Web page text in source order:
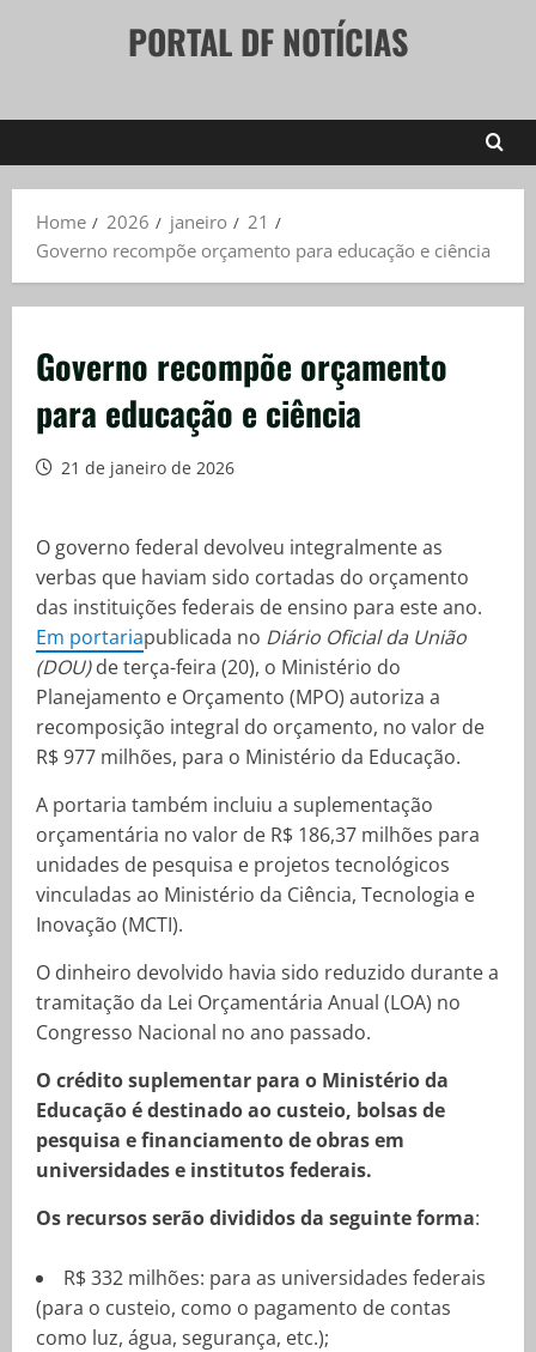
PORTAL DF NOTÍCIAS
Home 2026 janeiro
21
Governo recompõe orçamento para educação e ciência
Governo recompõe orçamento
para educação e ciência
21 de janeiro de 2026
O governo federal devolveu integralmente as
verbas que haviam sido cortadas do orçamento
das instituições federais de ensino para este ano.
Em portariapublicada no Diário Oficial da União
(DOU)de terça-feira (20), o Ministério do
Planejamento e Orçamento (MPO) autoriza a
recomposição integral do orçamento, no valor de
R$ 977 milhões, para o Ministério da Educação.
A portaria também incluiu a suplementação
orçamentária no valor de R$ 186,37 milhões para
unidades de pesquisa e projetos tecnológicos
vinculadas ao Ministério da Ciência, Tecnologia e
Inovação (MCTI).
O dinheiro devolvido havia sido reduzido durante a
tramitação da Lei Orçamentária Anual (LOA) no
Congresso Nacional no ano passado.
O crédito suplementar para o Ministério da
Educação é destinado ao custeio, bolsas de
pesquisa e financiamento de obras em
universidades e institutos federais.
Os recursos serão divididos da seguinte forma:
R$ 332 milhões: para as universidades federais
(para o custeio, como o pagamento de contas
como luz, água, segurança, etc.);